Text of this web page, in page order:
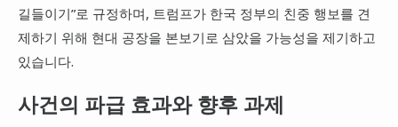
길들이기”로 규정하며, 트럼프가 한국 정부의 친중 행보를 견
제하기 위해 현대 공장을 본보기로 삼았을 가능성을 제기하고
있습니다.
사건의 파급 효과와 향후 과제